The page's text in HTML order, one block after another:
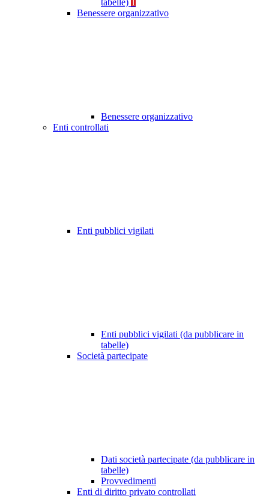
tabelle)
Benessere organizzativo
Benessere organizzativo
Enti controllati
Enti pubblici vigilati
Enti pubblici vigilati (da pubblicare in
tabelle)
Società partecipate
Dati società partecipate (da pubblicare in
tabelle)
Provvedimenti
Enti di diritto privato controllati